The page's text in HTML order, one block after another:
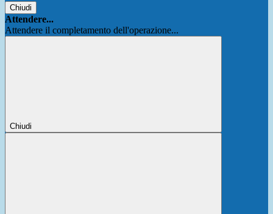
Chiudi
Attendere...
Attendere il completamento dell'operazione...
Chiudi